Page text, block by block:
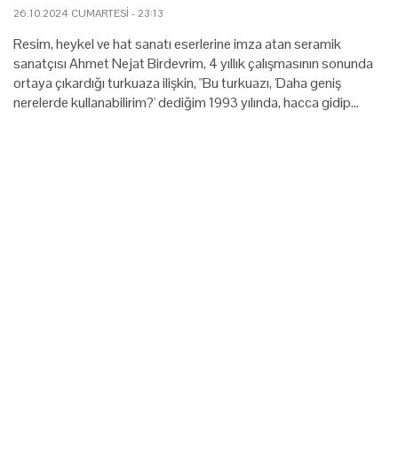
26.10.2024 CUMARTESI - 23:13
Resim, heykel ve hat sanatı eserlerine imza atan seramik
sanatçısı Ahmet Nejat Birdevrim, 4 yıllık çalışmasının sonunda
ortaya çıkardığı turkuaza ilişkin, "Bu turkuazı, 'Daha geniş
nerelerde kullanabilirim?' dediğim 1993 yılında, hacca gidip…